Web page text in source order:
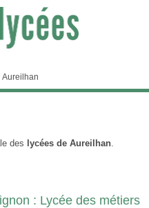
Aureilhan
des lycées de Aureilhan.
: Lycée des métiers